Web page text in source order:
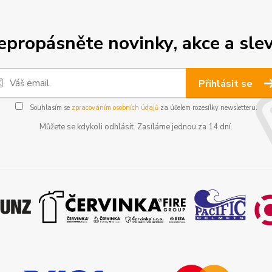
novinky, akce a
Přihlásit se
Souhlasím se zpracováním osobních údajůza účelem rozesílky newsletteru.
Můžete se kdykoli odhlásit. Zasíláme jednou za 14 dní.